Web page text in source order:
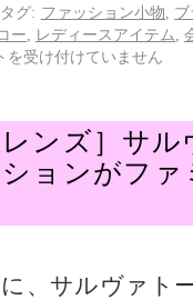
タグ: ファッション小物
ー レディースアイテム
を受け付けていません
レンズ］サ
ョンがファ
、サルヴァト